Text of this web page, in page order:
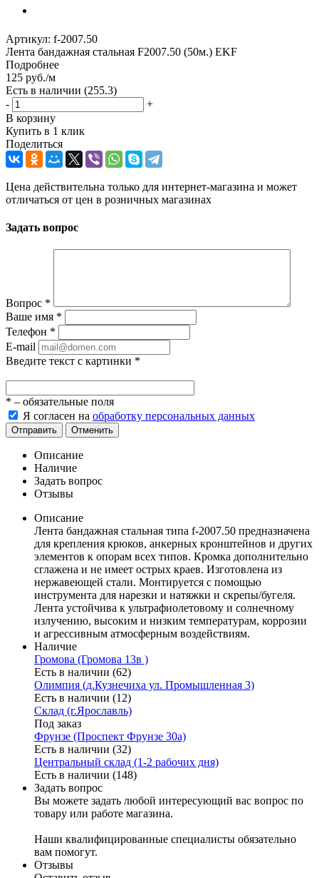
Артикул: f-2007.50
Лента бандажная стальная F2007.50 (50м.) EKF
Подробнее
125 руб./м
Есть в наличии (255.3)
-
+
В корзину
Купить в 1 клик
Поделиться
Цена действительна только для интернет-магазина и может
отличаться от цен в розничных магазинах
Задать вопрос
Вопрос *
Ваше имя *
Телефон *
E-mail
Введите текст с картинки *
* – обязательные поля
Я согласен на обработку персональных данных
Отправить Отменить
Описание
Наличие
Задать вопрос
Отзывы
Описание
Лента бандажная стальная типа f-2007.50 предназначена
для крепления крюков, анкерных кронштейнов и других
элементов к опорам всех типов. Кромка дополнительно
сглажена и не имеет острых краев. Изготовлена из
нержавеющей стали. Монтируется с помощью
инструмента для нарезки и натяжки и скрепы/бугеля.
Лента устойчива к ультрафиолетовому и солнечному
излучению, высоким и низким температурам, коррозии
и агрессивным атмосферным воздействиям.
Наличие
Громова (Громова 13в )
Есть в наличии (62)
Олимпия (д.Кузнечиха ул. Промышленная 3)
Есть в наличии (12)
Склад (г.Ярославль)
Под заказ
Фрунзе (Проспект Фрунзе 30а)
Есть в наличии (32)
Центральный склад (1-2 рабочих дня)
Есть в наличии (148)
Задать вопрос
Вы можете задать любой интересующий вас вопрос по
товару или работе магазина.
Наши квалифицированные специалисты обязательно
вам помогут.
Отзывы